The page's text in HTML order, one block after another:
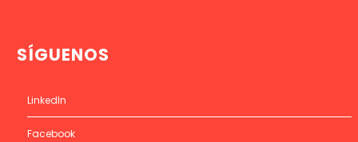
SÍGUENOS
LinkedIn
Facebook